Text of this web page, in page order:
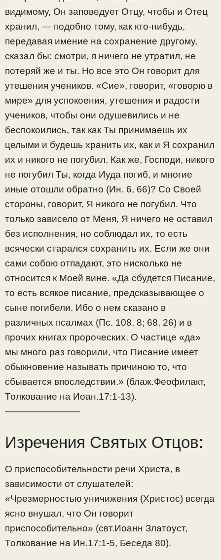
видимому, Он заповедует Отцу, чтобы и Отец
хранил, — подобно тому, как кто-нибудь,
передавая имение на сохранение другому,
сказал бы: смотри, я ничего не утратил, не
потеряй же и ты. Но все это Он говорит для
утешения учеников. «Сие», говорит, «говорю в
мире» для успокоения, утешения и радости
учеников, чтобы они одушевились и не
беспокоились, так как Ты принимаешь их
целыми и будешь хранить их, как и Я сохранил
их и никого не погубил. Как же, Господи, никого
не погубил Ты, когда Иуда погиб, и многие
иные отошли обратно (Ин. 6, 66)? Со Своей
стороны, говорит, Я никого не погубил. Что
только зависело от Меня, Я ничего не оставил
без исполнения, но соблюдал их, то есть
всячески старался сохранить их. Если же они
сами собою отпадают, это нисколько не
относится к Моей вине. «Да сбудется Писание,
то есть всякое писание, предсказывающее о
сыне погибели. Ибо о нем сказано в
различных псалмах (Пс. 108, 8; 68, 26) и в
прочих книгах пророческих. О частице «да»
мы много раз говорили, что Писание имеет
обыкновение называть причиною то, что
сбывается впоследствии.» (блаж.Феофилакт,
Толкование на Иоан.17:1-13).
————————
Изречения Святых Отцов:
О приспособительности речи Христа, в
зависимости от слушателей:
«Чрезмерностью уничижения (Христос) всегда
ясно внушал, что Он говорит
приспособительно» (свт.Иоанн Златоуст,
Толкование на Ин.17:1-5, Беседа 80).